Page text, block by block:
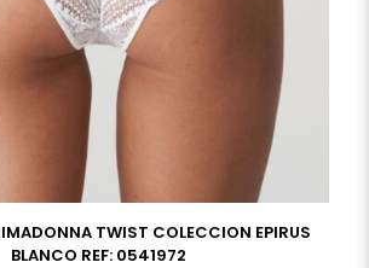
TWIST COLECCION EPIRUS
BLANCO REF: 0541972